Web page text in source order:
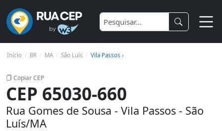
Início BR MA São Luís Vila Passos ›
Copiar CEP
CEP 65030-660
Rua Gomes de Sousa - Vila Passos - São
Luís/MA